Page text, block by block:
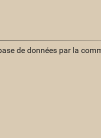
de données par la